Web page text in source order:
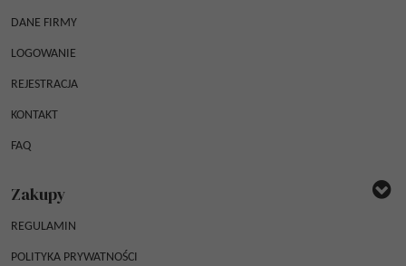
DANE FIRMY
LOGOWANIE
REJESTRACJA
KONTAKT
FAQ
Zakupy
REGULAMIN
POLITYKA PRYWATNOŚCI